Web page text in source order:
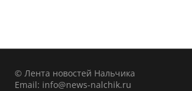
© Лента новостей Нальчика
Email: info@news-nalchik.ru